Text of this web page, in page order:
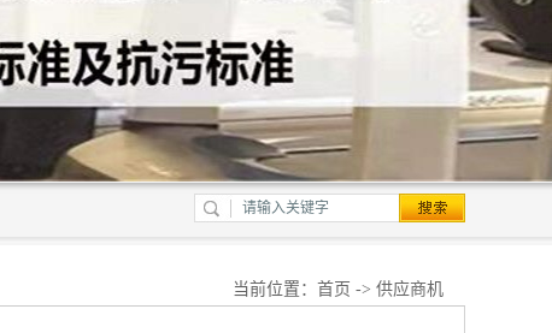
当前位置： 首页 -> 供应商机